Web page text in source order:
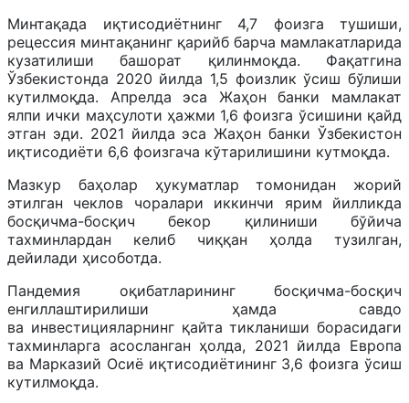
Минтақада иқтисодиётнинг 4,7 фоизга тушиши,
рецессия минтақанинг қарийб барча мамлакатларида
кузатилиши башорат қилинмоқда. Фақатгина
Ўзбекистонда 2020 йилда 1,5 фоизлик ўсиш бўлиши
кутилмоқда. Апрелда эса Жаҳон банки мамлакат
ялпи ички маҳсулоти ҳажми 1,6 фоизга ўсишини қайд
этган эди. 2021 йилда эса Жаҳон банки Ўзбекистон
иқтисодиёти 6,6 фоизгача кўтарилишини кутмоқда.
Мазкур баҳолар ҳукуматлар томонидан жорий
этилган чеклов чоралари иккинчи ярим йилликда
босқичма-босқич бекор қилиниши бўйича
тахминлардан келиб чиққан ҳолда тузилган,
дейилади ҳисоботда.
Пандемия оқибатларининг босқичма-босқич
енгиллаштирилиши ҳамда савдо
ва инвестицияларнинг қайта тикланиши борасидаги
тахминларга асосланган ҳолда, 2021 йилда Европа
ва Марказий Осиё иқтисодиётининг 3,6 фоизга ўсиш
кутилмоқда.